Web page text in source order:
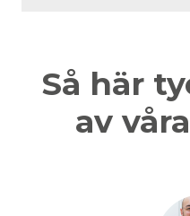
Så här
av